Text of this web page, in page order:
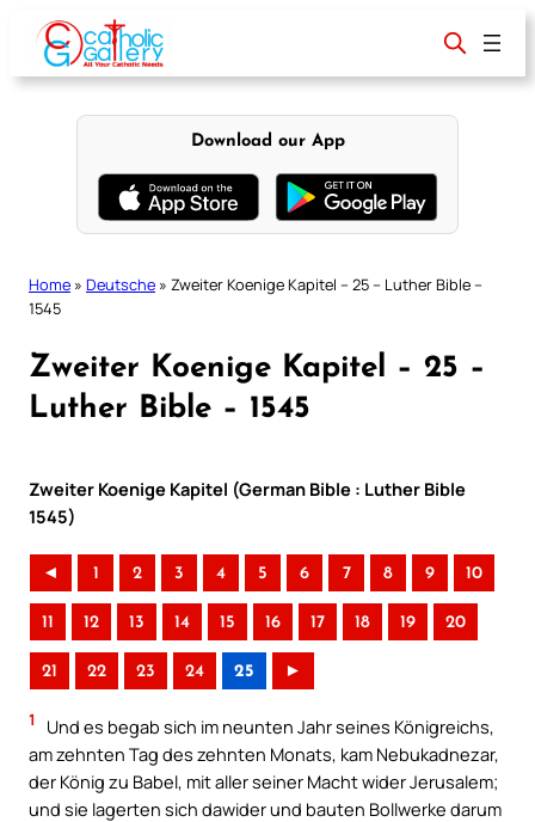
content
Download our App
Home » Deutsche » Zweiter Koenige Kapitel – 25 – Luther Bible –
1545
Zweiter Koenige Kapitel – 25 –
Luther Bible – 1545
Zweiter Koenige Kapitel (German Bible : Luther Bible
1545)
◄ 1 2 3 4 5 6 7 8 9 10
11 12 13 14 15 16 17 18 19 20
21 22 23 24 25 ►
1
Und es begab sich im neunten Jahr seines Königreichs,
am zehnten Tag des zehnten Monats, kam Nebukadnezar,
der König zu Babel, mit aller seiner Macht wider Jerusalem;
und sie lagerten sich dawider und bauten Bollwerke darum